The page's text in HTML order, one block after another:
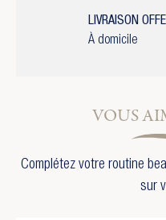
LIVRAISON
À domicile
VOUS
Complétez votre routine
sur